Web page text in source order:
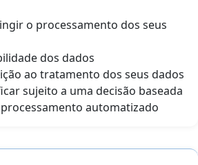
o processamento dos seus
dos dados
ao tratamento dos seus dados
sujeito a uma decisão baseada
automatizado